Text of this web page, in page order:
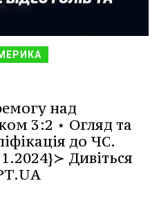
над
3:2 ⋆ Огляд та
до ЧС.
Дивіться